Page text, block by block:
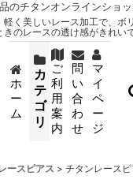
のチタンオンラインショッ
く美しいレース加工で、ボ
のレースの透け感がきれいで
ホ
ー
ム
カ
テ
ゴ
リ
ご
利
用
案
内
問
い
合
わ
せ
マ
イ
ペ
ー
ジ
レースピアス > チタンレース